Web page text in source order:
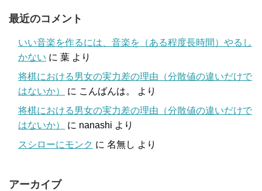
最近のコメント
いい音楽を作るには、音楽を（ある程度長時間）やるし
かない に 葉 より
将棋における男女の実力差の理由（分散値の違いだけで
はないか）
に こんばんは。
より
将棋における男女の実力差の理由（分散値の違いだけで
はないか）
に nanashi より
スシローにモンク に 名無し より
アーカイブ